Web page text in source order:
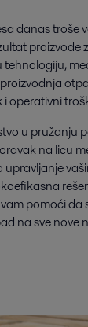
danas troše
proizvode
operativni
u pružanju
na licu
pomoći da
na sve nove